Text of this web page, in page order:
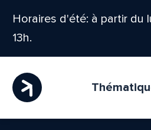
Horaires d'été: à partir du
13h.